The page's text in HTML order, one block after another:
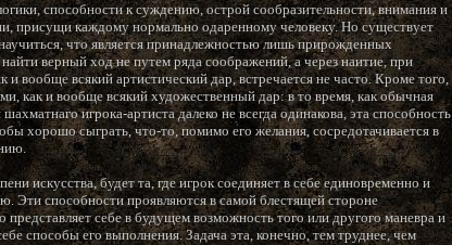
способности к суждению, острой сообразительности, внимания и
присущи каждому нормально одаренному человеку. Но существует
что является принадлежностью лишь прирожденных
верный ход не путем ряда соображений, а через наитие, при
вообще всякий артистический дар, встречается не часто. Кроме того,
как и вообще всякий художественный дар: в то время, как обычная
игрока-артиста далеко не всегда одинакова, эта способность
хорошо сыграть, что-то, помимо его желания, сосредотачивается в
искусства, будет та, где игрок соединяет в себе единовременно и
Эти способности проявляются в самой блестящей стороне
себе в будущем возможность того или другого маневра и
способы его выполнения. Задача эта, конечно, тем труднее, чем